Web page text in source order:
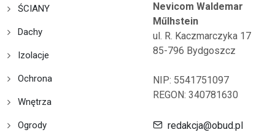
ŚCIANY
Dachy
Izolacje
Ochrona
Wnętrza
Ogrody
Nevicom Waldemar
Műlhstein
ul. R. Kaczmarczyka 17
85-796 Bydgoszcz
NIP: 5541751097
REGON: 340781630
redakcja@obud.pl